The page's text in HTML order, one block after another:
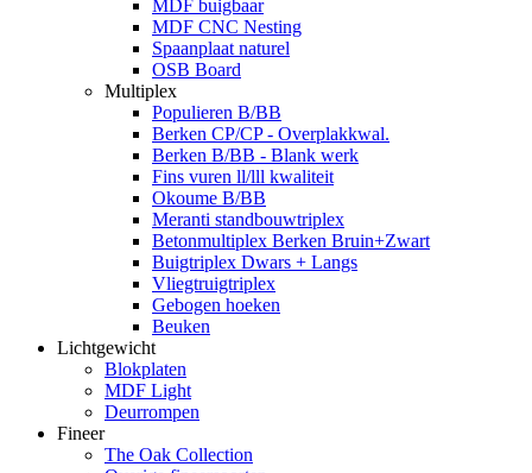
MDF buigbaar
MDF CNC Nesting
Spaanplaat naturel
OSB Board
Multiplex
Populieren B/BB
Berken CP/CP - Overplakkwal.
Berken B/BB - Blank werk
Fins vuren ll/lll kwaliteit
Okoume B/BB
Meranti standbouwtriplex
Betonmultiplex Berken Bruin+Zwart
Buigtriplex Dwars + Langs
Vliegtruigtriplex
Gebogen hoeken
Beuken
Lichtgewicht
Blokplaten
MDF Light
Deurrompen
Fineer
The Oak Collection